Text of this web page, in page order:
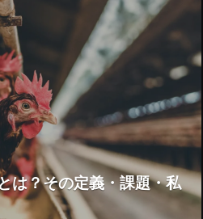
は？その定義・課題・私